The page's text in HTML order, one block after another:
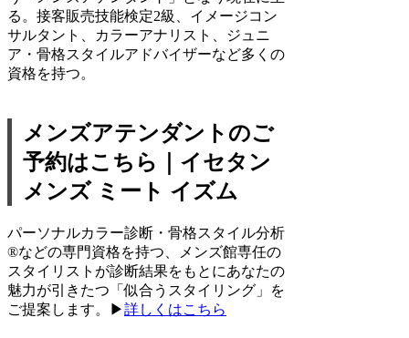
る。接客販売技能検定2級、イメージコン
サルタント、カラーアナリスト、ジュニ
ア・骨格スタイルアドバイザーなど多くの
資格を持つ。
メンズアテンダントのご
予約はこちら｜イセタン
メンズ ミート イズム
パーソナルカラー診断・骨格スタイル分析
®などの専門資格を持つ、メンズ館専任の
スタイリストが診断結果をもとにあなたの
魅力が引きたつ「似合うスタイリング」を
ご提案します。▶詳しくはこちら